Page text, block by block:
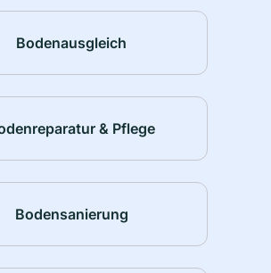
Bodenausgleich
& Pflege
Bodensanierung